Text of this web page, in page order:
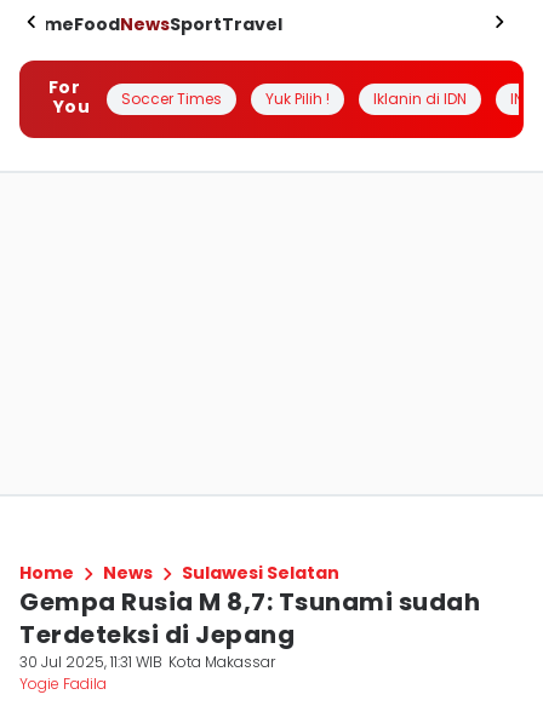
HomeFoodNewsSportTravel
For
You
Soccer Times Yuk Pilih ! Iklanin di IDN
Home News Sulawesi Selatan
Gempa Rusia M 8,7: Tsunami sudah
Terdeteksi di Jepang
30 Jul 2025, 11:31 WIB Kota Makassar
Yogie Fadila